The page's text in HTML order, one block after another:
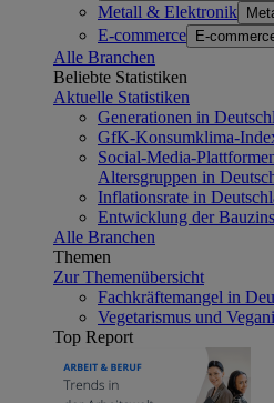
Metall & Elektronik
E-commerce E-
Alle Branchen
Beliebte Statistiken
Aktuelle Statistiken
Generationen in
GfK-Konsumklima-
Social-Media-
Altersgruppen in
Inflationsrate in
Entwicklung der
Alle Branchen
Themen
Zur Themenübersicht
Fachkräftemangel in
Vegetarismus und
Top Report